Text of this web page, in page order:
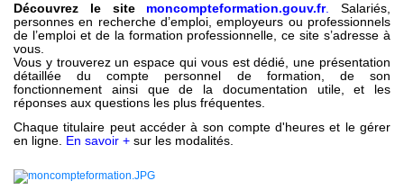
Découvrez le site moncompteformation.gouv.fr. Salariés,
personnes en recherche d’emploi, employeurs ou professionnels
de l’emploi et de la formation professionnelle, ce site s’adresse à
vous.
Vous y trouverez un espace qui vous est dédié, une présentation
détaillée du compte personnel de formation, de son
fonctionnement ainsi que de la documentation utile, et les
réponses aux questions les plus fréquentes.
Chaque titulaire peut accéder à son compte d'heures et le gérer
en ligne. En savoir + sur les modalités.